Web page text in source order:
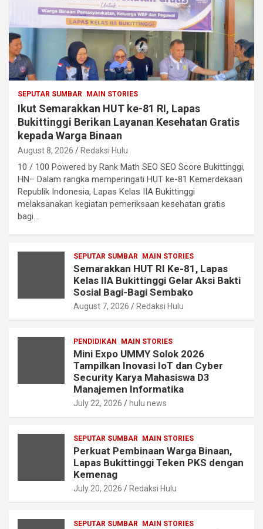
SEPUTAR SUMBAR MAIN STORIES
Ikut Semarakkan HUT ke-81 RI, Lapas
Bukittinggi Berikan Layanan Kesehatan Gratis
kepada Warga Binaan
August 8, 2026 Redaksi Hulu
10 / 100 Powered by Rank Math SEO SEO Score Bukittinggi,
HN– Dalam rangka memperingati HUT ke-81 Kemerdekaan
Republik Indonesia, Lapas Kelas IIA Bukittinggi
melaksanakan kegiatan pemeriksaan kesehatan gratis
bagi…
SEPUTAR SUMBAR MAIN STORIES
Semarakkan HUT RI Ke-81, Lapas
Kelas IIA Bukittinggi Gelar Aksi Bakti
Sosial Bagi-Bagi Sembako
August 7, 2026 Redaksi Hulu
PENDIDIKAN MAIN STORIES
Mini Expo UMMY Solok 2026
Tampilkan Inovasi IoT dan Cyber
Security Karya Mahasiswa D3
Manajemen Informatika
July 22, 2026 hulu news
SEPUTAR SUMBAR MAIN STORIES
Perkuat Pembinaan Warga Binaan,
Lapas Bukittinggi Teken PKS dengan
Kemenag
July 20, 2026 Redaksi Hulu
SEPUTAR SUMBAR MAIN STORIES